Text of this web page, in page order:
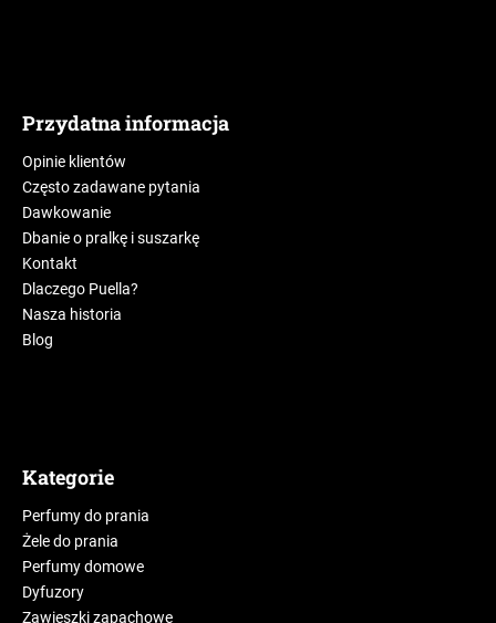
Przydatna informacja
Opinie klientów
Często zadawane pytania
Dawkowanie
Dbanie o pralkę i suszarkę
Kontakt
Dlaczego Puella?
Nasza historia
Blog
Kategorie
Perfumy do prania
Żele do prania
Perfumy domowe
Dyfuzory
Zawieszki zapachowe